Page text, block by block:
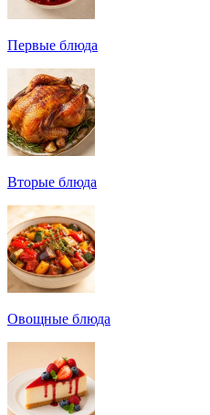
Первые блюда
Вторые блюда
Овощные блюда